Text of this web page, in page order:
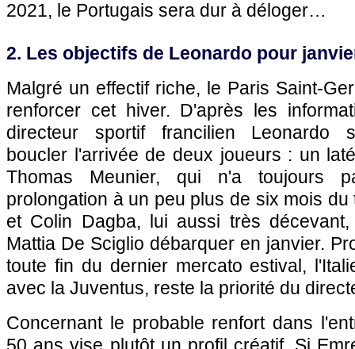
2021, le Portugais sera dur à déloger…
2. Les objectifs de Leonardo pour
Malgré un effectif riche, le Paris Saint-
renforcer cet hiver. D'après les
directeur sportif francilien Leonardo
boucler l'arrivée de deux joueurs : un
Thomas Meunier, qui n'a toujours
prolongation à un peu plus de six mois
et Colin Dagba, lui aussi très
Mattia De Sciglio débarquer en janvier.
toute fin du dernier mercato estival,
avec la Juventus, reste la priorité du
Concernant le probable renfort dans